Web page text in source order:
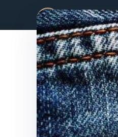
M Maruzza
OAB/MA 11.810